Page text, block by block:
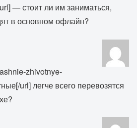
— стоит ли им заниматься,
в основном офлайн?
zhivotnye-
url] легче всего перевозятся